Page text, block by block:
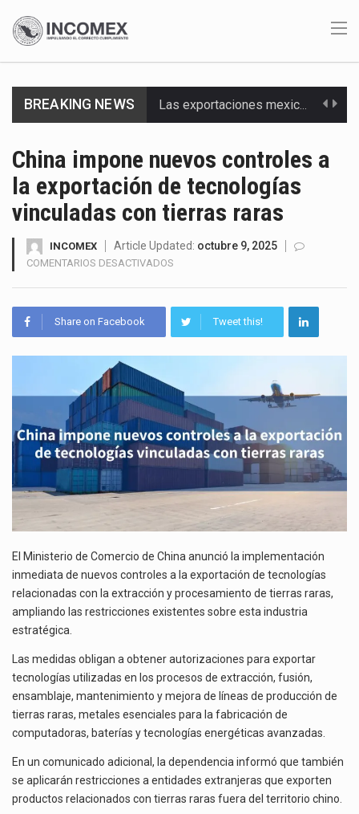
BREAKING NEWS Las exportaciones mexicanas de vehículos ligeros disminuyeron 9.67 % en julio a tasa anual, alcanzando…
La Coalition for a Prosperous America (CPA) solicitó al gobierno de Estados Unidos mantener e…
Ante la suspensión temporal de las inspecciones sanitarias del Departamento de Agricultura de Estados Unidos…
Los créditos fiscales determinados a empresas IMMEX rara vez nacen de una interpretación equivocada de…
El gobierno de Estados Unidos anunciará un arancel del 15 % sobre los productos fabricados…
El Departamento de Agricultura de Estados Unidos (USDA) suspendió el 5 de agosto de 2026…
China impone nuevos controles a
la exportación de tecnologías
vinculadas con tierras raras
INCOMEX Article Updated: octubre 9, 2025
COMENTARIOS DESACTIVADOS
NUEVOS
CONTROLES
DE
TECNOLOGÍAS
VINCULADAS
CON
TIERRAS
Share on Facebook Tweet this!
El Ministerio de Comercio de China anunció la implementación
inmediata de nuevos controles a la exportación de tecnologías
relacionadas con la extracción y procesamiento de tierras raras,
ampliando las restricciones existentes sobre esta industria
estratégica.
Las medidas obligan a obtener autorizaciones para exportar
tecnologías utilizadas en los procesos de extracción, fusión,
ensamblaje, mantenimiento y mejora de líneas de producción de
tierras raras, metales esenciales para la fabricación de
computadoras, baterías y tecnologías energéticas avanzadas.
En un comunicado adicional, la dependencia informó que también
se aplicarán restricciones a entidades extranjeras que exporten
productos relacionados con tierras raras fuera del territorio chino.